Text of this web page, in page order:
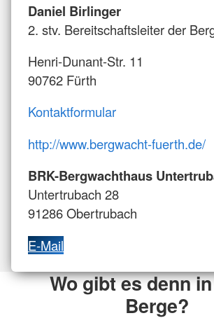
Daniel Birlinger
2. stv. Bereitschaftsleiter der
Henri-Dunant-Str. 11
90762 Fürth
Kontaktformular
http://www.bergwacht-fuerth.de/
BRK-Bergwachthaus
Untertrubach 28
91286 Obertrubach
E-Mail
Wo gibt es denn
Berge?